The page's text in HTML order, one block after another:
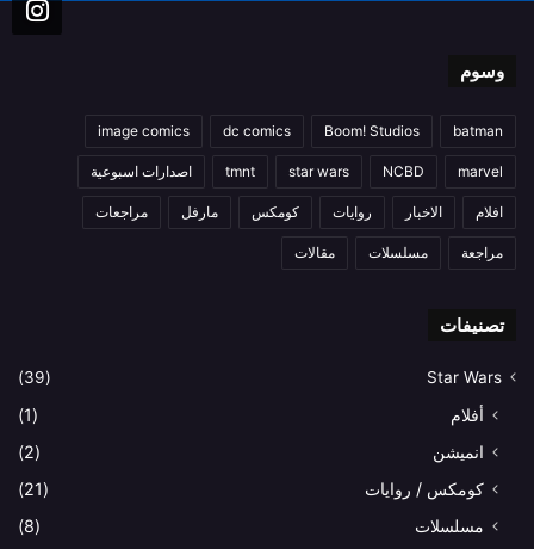
وسوم
batman
Boom! Studios
dc comics
image comics
marvel
NCBD
star wars
tmnt اصدارات اسبوعية
افلام الاخبار روايات كومكس مارفل مراجعات
مراجعة مسلسلات مقالات
تصنيفات
Star Wars
(39)
أفلام
(1)
انميشن
(2)
كومكس / روايات
(21)
مسلسلات
(8)